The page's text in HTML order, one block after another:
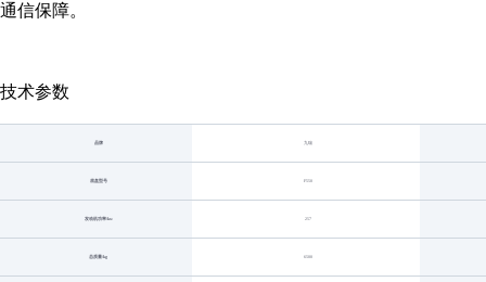
通信保障。
技术参数
品牌 九瑞
底盘型号 F550
发动机功率/kw 257
总质量/kg 6500